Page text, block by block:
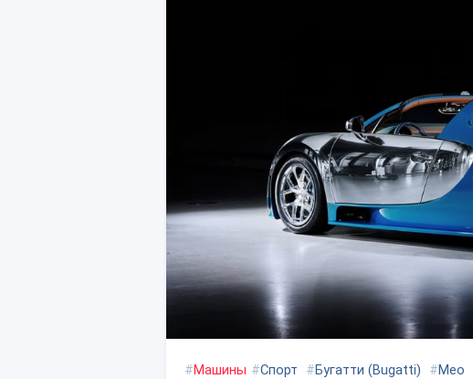
#Машины #Спорт #Бугатти (Bugatti) #Meo